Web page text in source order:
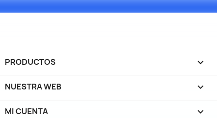
PRODUCTOS 
NUESTRA WEB 
MI CUENTA 